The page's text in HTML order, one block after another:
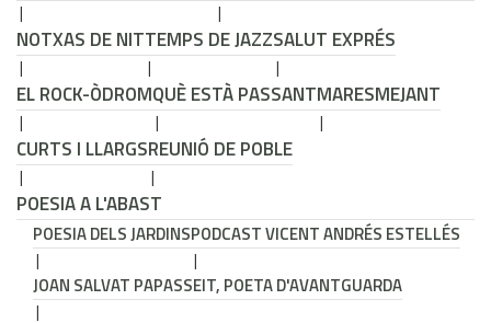
NOTXAS DE NITTEMPS DE JAZZSALUT EXPRÉS
EL ROCK-ÒDROMQUÈ ESTÀ PASSANTMARESMEJANT
CURTS I LLARGSREUNIÓ DE POBLE
POESIA A L'ABAST
POESIA DELS JARDINSPODCAST VICENT ANDRÉS ESTELLÉS
JOAN SALVAT PAPASSEIT, POETA D'AVANTGUARDA